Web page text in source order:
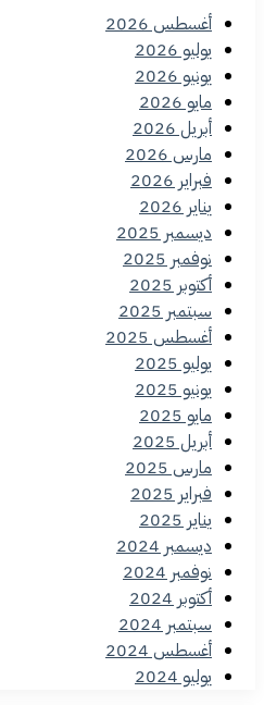
أغسطس 2026
يوليو 2026
يونيو 2026
مايو 2026
أبريل 2026
مارس 2026
فبراير 2026
يناير 2026
ديسمبر 2025
نوفمبر 2025
أكتوبر 2025
سبتمبر 2025
أغسطس 2025
يوليو 2025
يونيو 2025
مايو 2025
أبريل 2025
مارس 2025
فبراير 2025
يناير 2025
ديسمبر 2024
نوفمبر 2024
أكتوبر 2024
سبتمبر 2024
أغسطس 2024
يوليو 2024